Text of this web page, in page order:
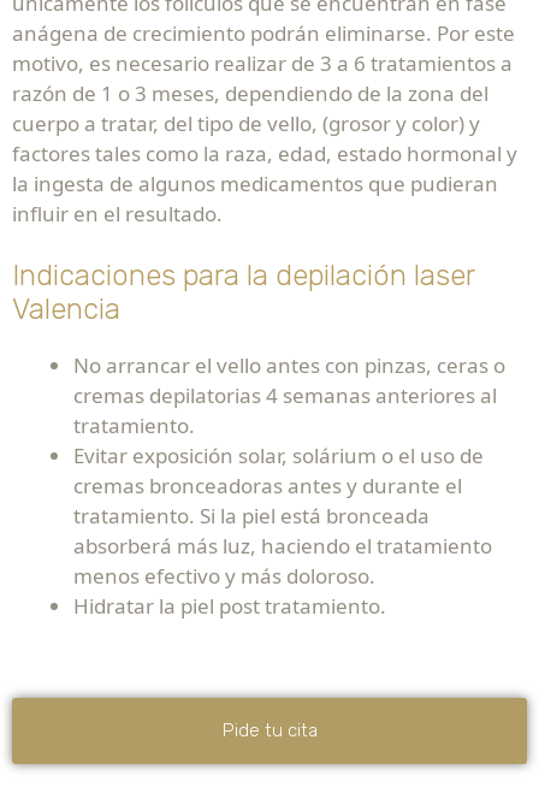
anágena de crecimiento podrán eliminarse. Por este
motivo, es necesario realizar de 3 a 6 tratamientos a
razón de 1 o 3 meses, dependiendo de la zona del
cuerpo a tratar, del tipo de vello, (grosor y color) y
factores tales como la raza, edad, estado hormonal y
la ingesta de algunos medicamentos que pudieran
influir en el resultado.
Indicaciones para la depilación laser
Valencia
No arrancar el vello antes con pinzas, ceras o
cremas depilatorias 4 semanas anteriores al
tratamiento.
Evitar exposición solar, solárium o el uso de
cremas bronceadoras antes y durante el
tratamiento. Si la piel está bronceada
absorberá más luz, haciendo el tratamiento
menos efectivo y más doloroso.
Hidratar la piel post tratamiento.
Pide tu cita